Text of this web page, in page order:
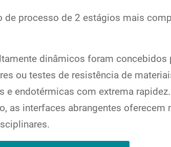
de processo de 2 estágios mais
dinâmicos foram
ou testes de resistência de
e endotérmicas com extrema
as interfaces abrangentes